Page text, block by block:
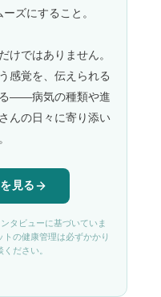
ズにすること。
けではありません。
感覚を、伝えられる
——病気の種類や進
んの日々に寄り添い
見る
タビューに基づいていま
の健康管理は必ずかかり
ださい。